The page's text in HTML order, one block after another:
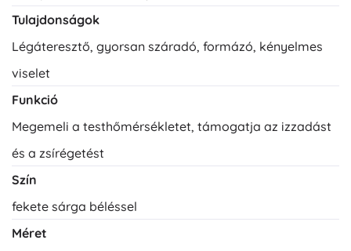
Tulajdonságok
Légáteresztő, gyorsan száradó, formázó, kényelmes
viselet
Funkció
Megemeli a testhőmérsékletet, támogatja az izzadást
és a zsírégetést
Szín
fekete sárga béléssel
Méret